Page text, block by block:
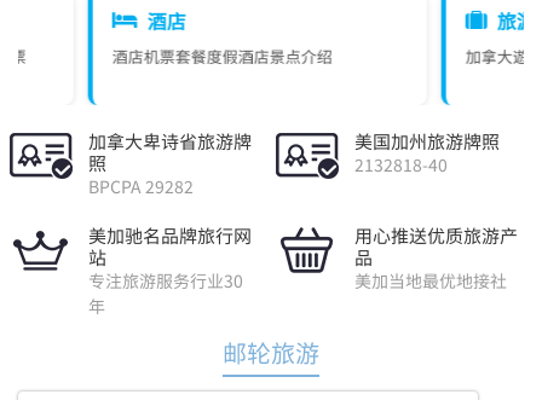
套餐 景点介绍 加拿大遊 欧洲遊邮轮
加拿大卑诗省旅游牌
照
BPCPA 29282
美国加州旅游牌照
2132818-40
美加驰名品牌旅行网
站
专注旅游服务行业30
年
用心推送优质旅游产
品
美加当地最优地接社
邮轮旅游